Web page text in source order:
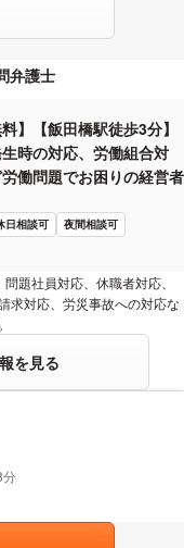
弁護士
】【飯田橋駅徒歩3分】
時の対応、労働組合対
働問題でお困りの経営者
日相談可 夜間相談可
題社員対応、休職者対応、
求対応、労災事故への対応な
を見る
分